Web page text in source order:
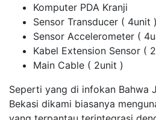
Komputer PDA Kranji
Sensor Transducer ( 4unit )
Sensor Accelerometer (
Kabel Extension Sensor (
Main Cable ( 2unit )
Seperti yang di infokan Bahwa
Bekasi dikami biasanya